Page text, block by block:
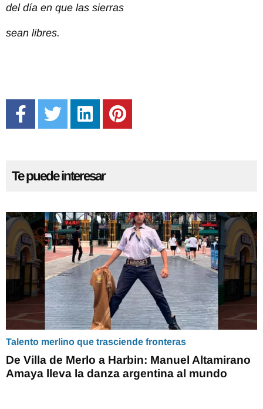
del día en que las sierras
sean libres.
Te puede interesar
Talento merlino que trasciende fronteras
De Villa de Merlo a Harbin: Manuel Altamirano
Amaya lleva la danza argentina al mundo